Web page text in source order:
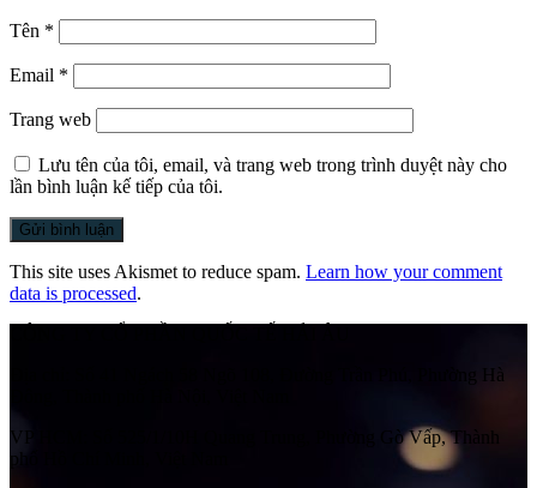
Tên *
Email *
Trang web
Lưu tên của tôi, email, và trang web trong trình duyệt này cho
lần bình luận kế tiếp của tôi.
This site uses Akismet to reduce spam. Learn how your comment
data is processed.
Số 41 Ngách 58 Ngõ 108, Đường Trần Phú, Phường Hà
VP HCM:
Số 525/1/10H Quang Trung, Phường Gò Vấp, Thành
phố Hồ Chí Minh, Việt Nam